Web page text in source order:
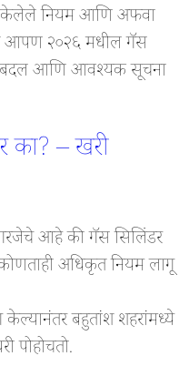
केलेले नियम आणि अफवा
आपण २०२६ मधील गॅस
बदल आणि आवश्यक सूचना
का? – खरी
आहे की गॅस सिलिंडर
अधिकृत नियम लागू
केल्यानंतर बहुतांश शहरांमध्ये
पोहोचतो.